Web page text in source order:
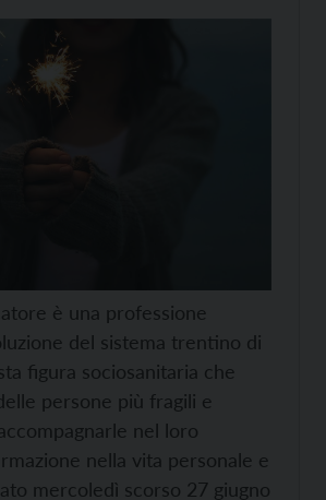
è una professione
del sistema trentino di
figura sociosanitaria che
persone più fragili e
nel loro
nella vita personale e
mercoledì scorso 27 giugno